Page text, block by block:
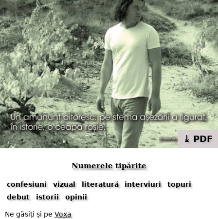
⤓ PDF
Numerele tipărite
confesiuni vizual literatură interviuri
topuri
debut
istorii opinii
Ne găsiți și pe Voxa